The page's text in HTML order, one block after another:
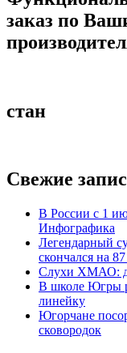
заказ по
стан
Свежие
В России с 1
Инфографика
Легендарный
скончался на
Слухи ХМАО:
В школе Югры
линейку
Югорчане
сковородок